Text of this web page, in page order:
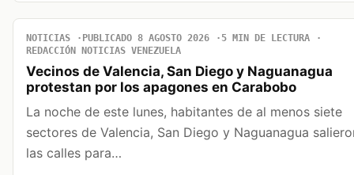
NOTICIAS PUBLICADO 8 AGOSTO 2026
5 MIN DE LECTURA
REDACCIÓN NOTICIAS VENEZUELA
Vecinos de Valencia, San Diego y Naguanagua
protestan por los apagones en Carabobo
La noche de este lunes, habitantes de al menos siete
sectores de Valencia, San Diego y Naguanagua
las calles para…